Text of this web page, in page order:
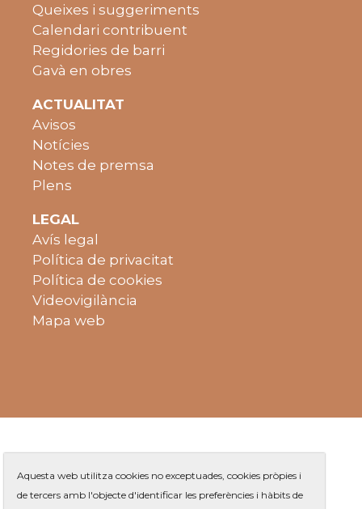
Queixes i suggeriments
Calendari contribuent
Regidories de barri
Gavà en obres
ACTUALITAT
Avisos
Notícies
Notes de premsa
Plens
LEGAL
Avís legal
Política de privacitat
Política de cookies
Videovigilància
Mapa web
Aquesta web utilitza cookies no exceptuades, cookies pròpies i
de tercers amb l'objecte d'identificar les preferències i hàbits de